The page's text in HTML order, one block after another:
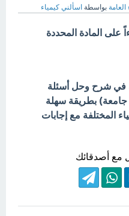
العامة بواسطة اسألني كيمياء
على المادة المحددة
في شرح وحل أسئلة
جامعة) بطريقة سهلة
المختلفة مع إجابات
مع أصدقائك